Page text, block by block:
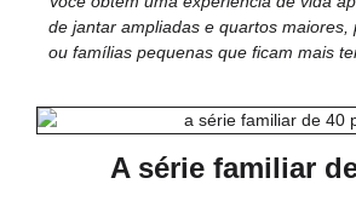
de jantar ampliadas e quartos maiores,
ou famílias pequenas que ficam mais
A série familiar